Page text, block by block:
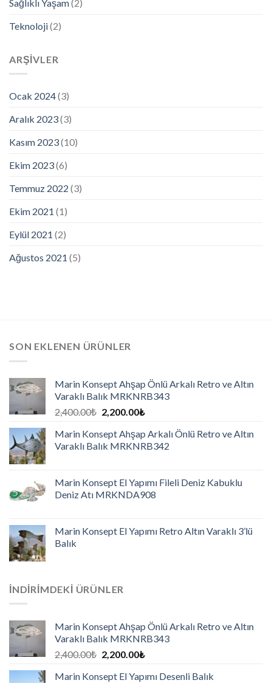
Sağlıklı Yaşam(2)
Teknoloji(2)
ARŞIVLER
Ocak 2024(3)
Aralık 2023(3)
Kasım 2023(10)
Ekim 2023(6)
Temmuz 2022 (3)
Ekim 2021 (1)
Eylül 2021 (2)
Ağustos 2021 (5)
SON EKLENEN ÜRÜNLER
Marin Konsept Ahşap Önlü Arkalı Retro ve Altın
Varaklı Balık MRKNRB343
2,400.00₺ 2,200.00₺
Marin Konsept Ahşap Arkalı Önlü Retro ve Altın
Varaklı Balık MRKNRB342
Marin Konsept El Yapımı Fileli Deniz Kabuklu
Deniz Atı MRKNDA908
Marin Konsept El Yapımı Retro Altın Varaklı 3’lü
Balık
İNDIRIMDEKI ÜRÜNLER
Marin Konsept Ahşap Önlü Arkalı Retro ve Altın
Varaklı Balık MRKNRB343
2,400.00₺ 2,200.00₺
Marin Konsept El Yapımı Desenli Balık